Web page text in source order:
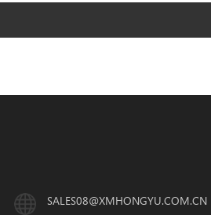
SALES08@XMHONGYU.COM.CN